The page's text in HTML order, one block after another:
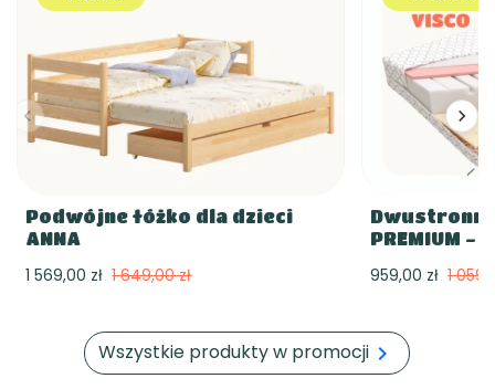
Podwójne łóżko dla dzieci
ANNA
1 569,00 zł 1 649,00 zł
PREMIUM -
959,00 zł 1
Wszystkie produkty w promocji 